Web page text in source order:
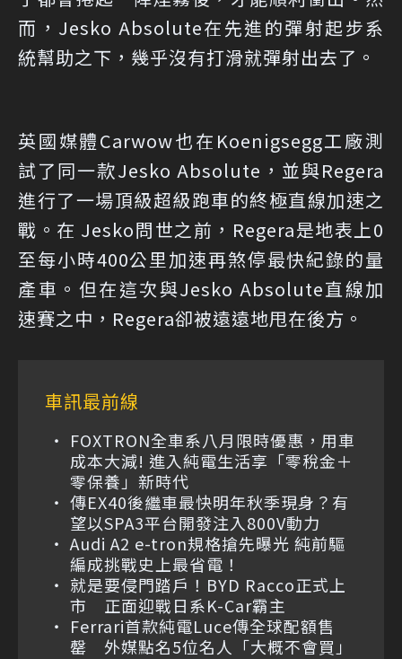
而，Jesko Absolute在先進的彈射起步系
統幫助之下，幾乎沒有打滑就彈射出去了。
英國媒體Carwow也在Koenigsegg工廠測
試了同一款Jesko Absolute，並與Regera
進行了一場頂級超級跑車的終極直線加速之
戰。在 Jesko問世之前，Regera是地表上0
至每小時400公里加速再煞停最快紀錄的量
產車。但在這次與Jesko Absolute直線加
速賽之中，Regera卻被遠遠地甩在後方。
車訊最前線
FOXTRON全車系八月限時優惠，用車
成本大減! 進入純電生活享「零稅金＋
零保養」新時代
傳EX40後繼車最快明年秋季現身？有
望以SPA3平台開發注入800V動力
Audi A2 e-tron規格搶先曝光 純前驅
編成挑戰史上最省電！
就是要侵門踏戶！BYD Racco正式上
市 正面迎戰日系K-Car霸主
Ferrari首款純電Luce傳全球配額售
罄 外媒點名5位名人「大概不會買」